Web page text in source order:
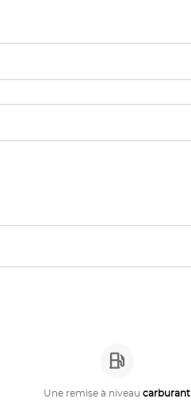
Une remise à niveaucarburant